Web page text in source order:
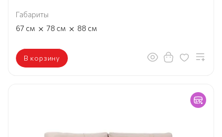
Габариты
67 см × 78 см × 88 см
В корзину